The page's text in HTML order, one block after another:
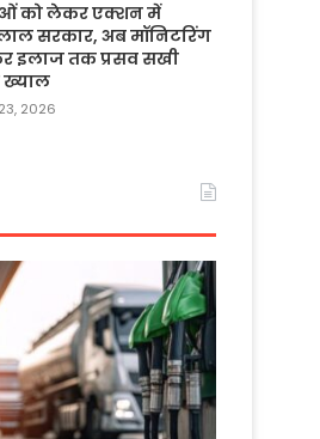
को लेकर एक्शन में
सरकार, अब मॉनिटरिंग
इलाज तक प्रसव सखी
2026